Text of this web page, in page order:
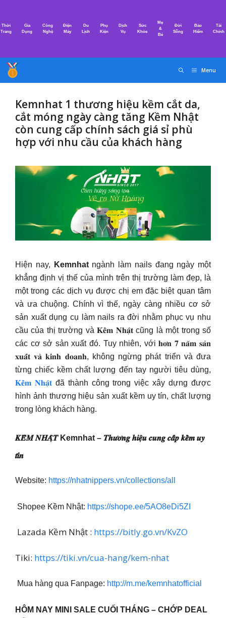
nội
Thời
Trang
Gia
Dụng
Công
Nghệ
Điện
Máy
Du
Lịch
Phụ
Kiện
Dịch
Vụ
Sức
Khỏe
Mẹ
&
Bé
Đời
Sống
Bảo
Hiểm
Tài
Chính
Menu
Kemnhat 1 thương hiệu kềm cắt da,
cắt móng ngày càng tăng Kềm Nhật
còn cung cấp chính sách giá sỉ phù
hợp với nhu cầu của khách hàng
Hiện nay, Kemnhatngành làm nails đang ngày một
khẳng định vị thế của mình trên thị trường làm đẹp, là
một trong các dịch vụ được chị em đặc biệt quan tâm
và ưa chuộng. Chính vì thế, ngày càng nhiều cơ sở
sản xuất dụng cụ làm nails ra đời nhằm phục vụ nhu
cầu của thị trường và 𝐊𝐞̂̀𝐦 𝐍𝐡𝐚̣̂𝐭 cũng là một trong số
các cơ sở sản xuất đó. Tuy nhiên, với 𝐡𝐨̛𝐧 𝟕 𝐧𝐚̆𝐦 𝐬𝐚̉𝐧
𝐱𝐮𝐚̂́𝐭 𝐯𝐚̀ 𝐤𝐢𝐧𝐡 𝐝𝐨𝐚𝐧𝐡, không ngừng phát triển và đưa
từng chiếc kềm chất lượng đến tay người tiêu dùng,
𝐊𝐞̂̀𝐦 𝐍𝐡𝐚̣̂𝐭đã thành công trong việc xây dựng được
hình ảnh thương hiệu sản xuất kềm uy tín, chất lượng
trong lòng khách hàng.
𝑲𝑬̂̀𝑴 𝑵𝑯𝑨̣̂𝑻 Kemnhat – 𝑻𝒉𝒖̛𝒐̛𝒏𝒈 𝒉𝒊𝒆̣̂𝒖 𝒄𝒖𝒏𝒈 𝒄𝒂̂́𝒑 𝒌𝒆̂̀𝒎 𝒖𝒚
𝒕𝒊́𝒏
Website: https://nhatnippers.vn/collections/all
Shopee Kềm Nhật: https://shope.ee/5AO8eDi5ZI
Lazada Kềm Nhật : https://bitly.go.vn/KvZO
Tiki: https://tiki.vn/cua-hang/kem-nhat
Mua hàng qua Fanpage: http://m.me/kemnhatofficial
HÔM NAY MINI SALE CUỐI THÁNG – CHỚP DEAL